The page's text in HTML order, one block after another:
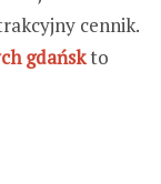
cennik.
gdańskto